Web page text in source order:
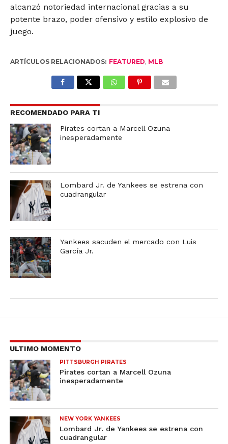
alcanzó notoriedad internacional gracias a su
potente brazo, poder ofensivo y estilo explosivo de
juego.
ARTÍCULOS RELACIONADOS: FEATURED, MLB
RECOMENDADO PARA TI
Pirates cortan a Marcell Ozuna
inesperadamente
Lombard Jr. de Yankees se estrena con
cuadrangular
Yankees sacuden el mercado con Luis
García Jr.
ULTIMO MOMENTO
PITTSBURGH PIRATES
Pirates cortan a Marcell Ozuna
inesperadamente
NEW YORK YANKEES
Lombard Jr. de Yankees se estrena con
cuadrangular